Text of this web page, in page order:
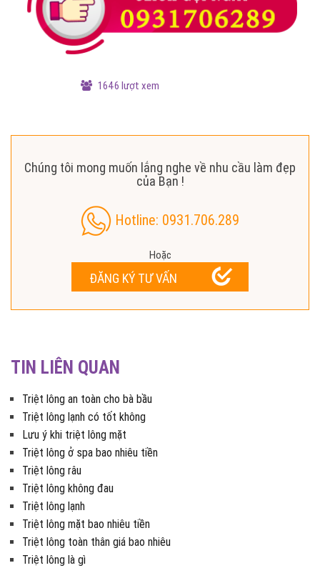
1646 lượt xem
Chúng tôi mong muốn lắng nghe về nhu cầu làm đẹp
của Bạn !
Hotline: 0931.706.289
Hoặc
ĐĂNG KÝ TƯ VẤN
TIN LIÊN QUAN
Triệt lông an toàn cho bà bầu
Triệt lông lạnh có tốt không
Lưu ý khi triệt lông mặt
Triệt lông ở spa bao nhiêu tiền
Triệt lông râu
Triệt lông không đau
Triệt lông lạnh
Triệt lông mặt bao nhiêu tiền
Triệt lông toàn thân giá bao nhiêu
Triệt lông là gì